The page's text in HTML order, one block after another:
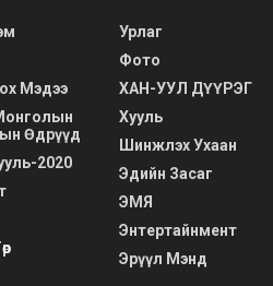
Мэдээ
Өдрүүд
2020
Урлаг
Фото
ХАН-УУЛ ДҮҮРЭГ
Хууль
Шинжлэх Ухаан
Эдийн Засаг
ЭМЯ
Энтертайнмент
Эрүүл Мэнд